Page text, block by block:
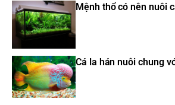
Mệnh thổ có nên nuôi
Cá la hán nuôi chung